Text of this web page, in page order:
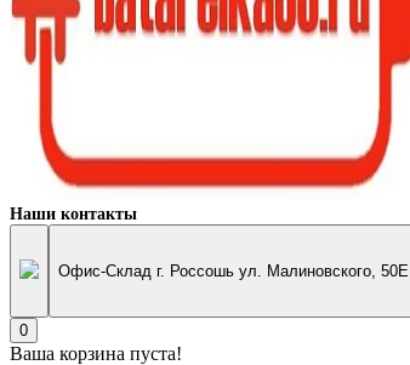
Наши контакты
Офис-Склад г. Россошь ул. Малиновского, 50Е
0
Ваша корзина пуста!